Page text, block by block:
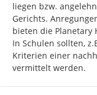
liegen bzw.
Gerichts.
bieten die Planetary
In Schulen sollten,
Kriterien einer
vermittelt werden.